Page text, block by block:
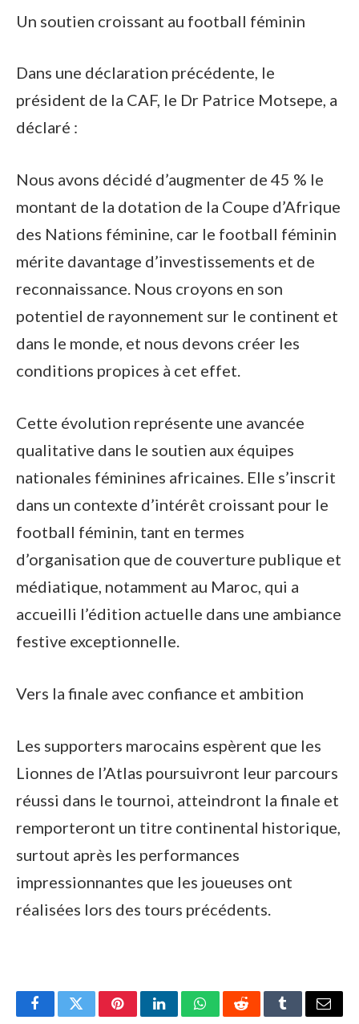
Un soutien croissant au football féminin
Dans une déclaration précédente, le
président de la CAF, le Dr Patrice Motsepe, a
déclaré :
Nous avons décidé d’augmenter de 45 % le
montant de la dotation de la Coupe d’Afrique
des Nations féminine, car le football féminin
mérite davantage d’investissements et de
reconnaissance. Nous croyons en son
potentiel de rayonnement sur le continent et
dans le monde, et nous devons créer les
conditions propices à cet effet.
Cette évolution représente une avancée
qualitative dans le soutien aux équipes
nationales féminines africaines. Elle s’inscrit
dans un contexte d’intérêt croissant pour le
football féminin, tant en termes
d’organisation que de couverture publique et
médiatique, notamment au Maroc, qui a
accueilli l’édition actuelle dans une ambiance
festive exceptionnelle.
Vers la finale avec confiance et ambition
Les supporters marocains espèrent que les
Lionnes de l’Atlas poursuivront leur parcours
réussi dans le tournoi, atteindront la finale et
remporteront un titre continental historique,
surtout après les performances
impressionnantes que les joueuses ont
réalisées lors des tours précédents.
FacebookTwitterPinterestLinkedInWhatsAppRedditTumblrEmail